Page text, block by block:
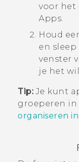
voor het
Apps.
Houd
en
venster
je het
Tip:Je kunt
groeperen in
organiseren